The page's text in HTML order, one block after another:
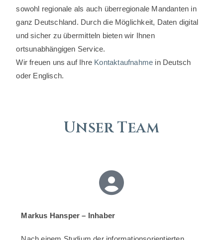
sowohl regionale als auch überregionale Mandanten in
ganz Deutschland. Durch die Möglichkeit, Daten digital
und sicher zu übermitteln bieten wir Ihnen
ortsunabhängigen Service.
Wir freuen uns auf Ihre Kontaktaufnahme in Deutsch
oder Englisch.
Unser Team
Markus Hansper – Inhaber